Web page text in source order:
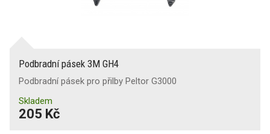
Podbradní pásek 3M GH4
Podbradní pásek pro přilby Peltor G3000
Skladem
205 Kč